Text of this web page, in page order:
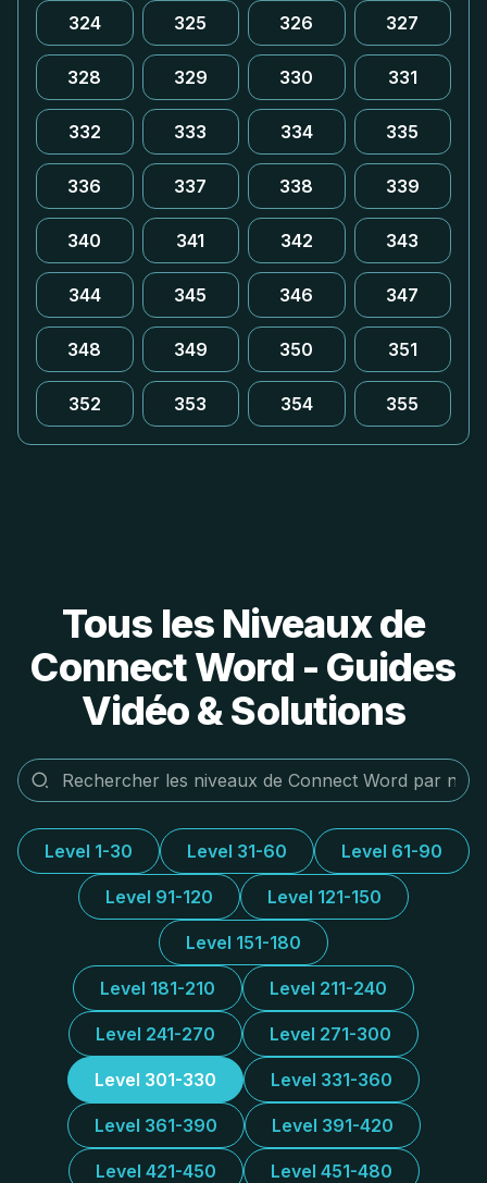
324 325 326 327
328 329 330 331
332 333 334 335
336 337 338 339
340 341 342 343
344 345 346 347
348 349 350 351
352 353 354 355
Tous les Niveaux de
Connect Word - Guides
Vidéo & Solutions
Level 1-30 Level 31-60 Level 61-90
Level 91-120 Level 121-150
Level 151-180
Level 181-210 Level 211-240
Level 241-270 Level 271-300
Level 301-330 Level 331-360
Level 361-390 Level 391-420
Level 421-450 Level 451-480